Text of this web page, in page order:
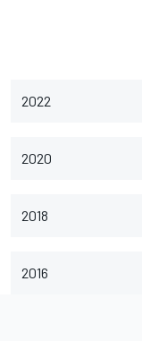
2022
2020
2018
2016